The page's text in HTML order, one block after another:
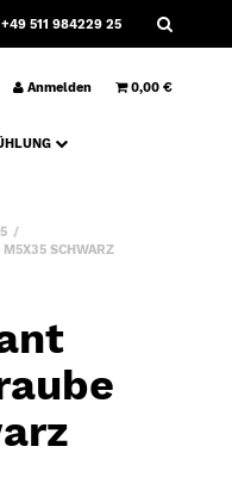
511 984229 25
Anmelden 0,00 €
SCHWARZ